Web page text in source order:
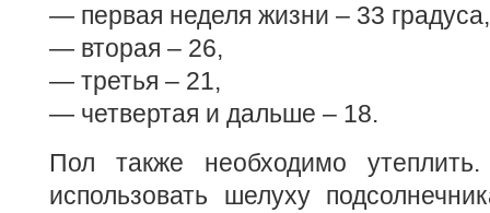
— первая неделя жизни – 33 градуса,
— вторая – 26,
— третья – 21,
— четвертая и дальше – 18.
Пол также необходимо
использовать шелуху